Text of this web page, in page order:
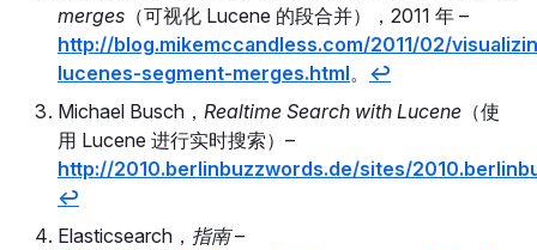
merges （可视化 Lucene 的段合并），2011 年 –
http://blog.mikemccandless.com/2011/02/
lucenes-segment-merges.html。 ↩
Michael Busch， Realtime Search with Lucene （使
用 Lucene 进行实时搜索）–
http://2010.berlinbuzzwords.de/sites/
↩
Elasticsearch， 指南–